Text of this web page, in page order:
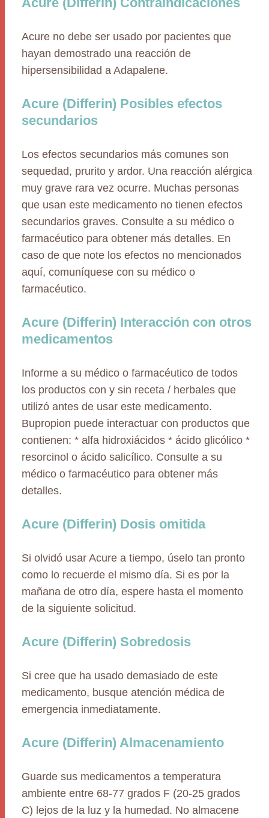
Acure no debe ser usado por pacientes que
hayan demostrado una reacción de
hipersensibilidad a Adapalene.
Acure (Differin) Posibles efectos
secundarios
Los efectos secundarios más comunes son
sequedad, prurito y ardor. Una reacción alérgica
muy grave rara vez ocurre. Muchas personas
que usan este medicamento no tienen efectos
secundarios graves. Consulte a su médico o
farmacéutico para obtener más detalles. En
caso de que note los efectos no mencionados
aquí, comuníquese con su médico o
farmacéutico.
Acure (Differin) Interacción con otros
medicamentos
Informe a su médico o farmacéutico de todos
los productos con y sin receta / herbales que
utilizó antes de usar este medicamento.
Bupropion puede interactuar con productos que
contienen: * alfa hidroxiácidos * ácido glicólico *
resorcinol o ácido salicílico. Consulte a su
médico o farmacéutico para obtener más
detalles.
Acure (Differin) Dosis omitida
Si olvidó usar Acure a tiempo, úselo tan pronto
como lo recuerde el mismo día. Si es por la
mañana de otro día, espere hasta el momento
de la siguiente solicitud.
Acure (Differin) Sobredosis
Si cree que ha usado demasiado de este
medicamento, busque atención médica de
emergencia inmediatamente.
Acure (Differin) Almacenamiento
Guarde sus medicamentos a temperatura
ambiente entre 68-77 grados F (20-25 grados
C) lejos de la luz y la humedad. No almacene